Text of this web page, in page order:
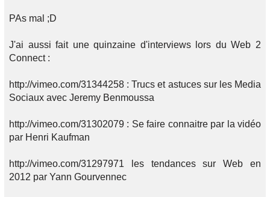
PAs mal ;D
J'ai aussi fait une quinzaine d'interviews lors du Web 2
Connect :
http://vimeo.com/31344258 : Trucs et astuces sur les Media
Sociaux avec Jeremy Benmoussa
http://vimeo.com/31302079 : Se faire connaitre par la vidéo
par Henri Kaufman
http://vimeo.com/31297971 les tendances sur Web en
2012 par Yann Gourvennec